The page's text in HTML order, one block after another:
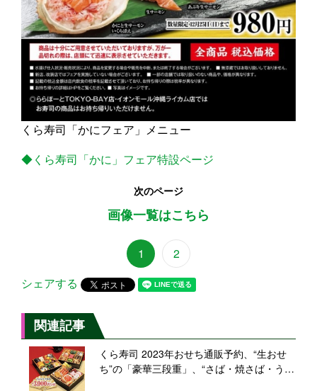
くら寿司「かにフェア」メニュー
◆くら寿司「かに」フェア特設ページ
次のページ
画像一覧はこちら
1
2
シェアする
関連記事
くら寿司 2023年おせち通販予約、“生おせ
ち”の「豪華三段重」、“さば・焼さば・うな